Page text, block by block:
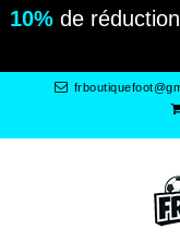
10%de